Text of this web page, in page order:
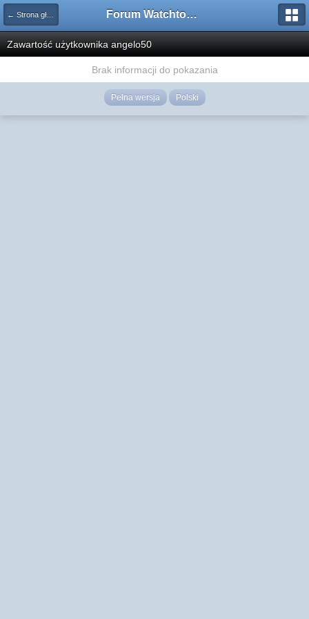
← Strona główna Forum Watchtower
Zawartość użytkownika angelo50
Brak informacji do pokazania
Pełna wersja Polski